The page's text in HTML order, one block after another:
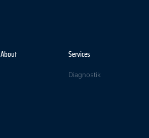
About Services
Diagnostik